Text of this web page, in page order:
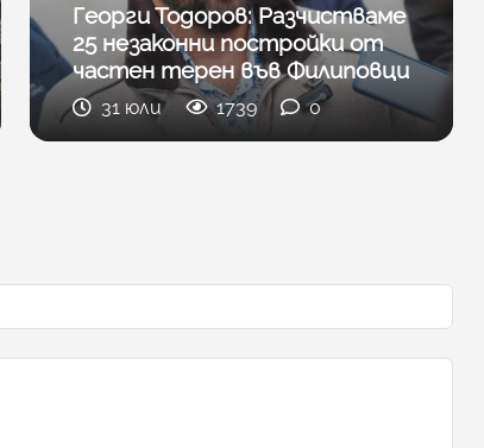
Георги Тодоров: Разчистваме
25 незаконни постройки от
частен терен във Филиповци
31 юли 1739 0